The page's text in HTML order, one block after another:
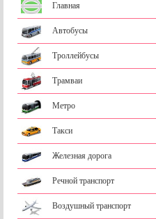
Главная
Автобусы
Троллейбусы
Трамваи
Метро
Такси
Железная дорога
Речной транспорт
Воздушный транспорт